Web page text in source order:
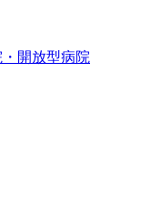
開放型病院